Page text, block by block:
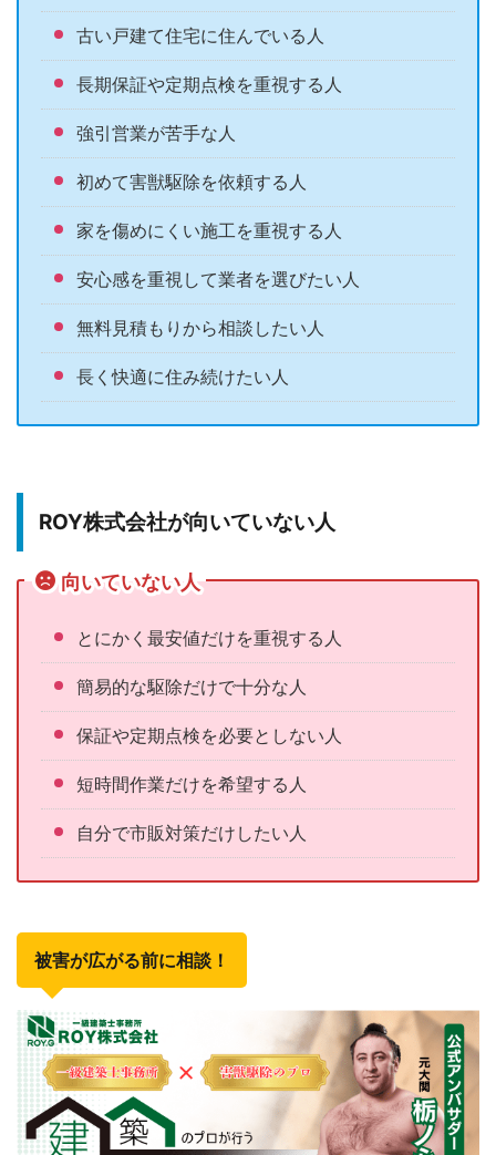
古い戸建て住宅に住んでいる人
長期保証や定期点検を重視する人
強引営業が苦手な人
初めて害獣駆除を依頼する人
家を傷めにくい施工を重視する人
安心感を重視して業者を選びたい人
無料見積もりから相談したい人
長く快適に住み続けたい人
ROY株式会社が向いていない人
向いていない人
とにかく最安値だけを重視する人
簡易的な駆除だけで十分な人
保証や定期点検を必要としない人
短時間作業だけを希望する人
自分で市販対策だけしたい人
被害が広がる前に相談！